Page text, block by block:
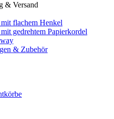
& Versand
flachem Henkel
gedrehtem Papierkordel
& Zubehör